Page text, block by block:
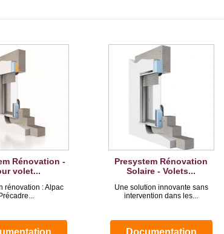
Rénovation -
volet...
rénovation : Alpac
Presystem Rénovation
Solaire - Volets...
Une solution innovante sans
intervention dans les...
Documentation